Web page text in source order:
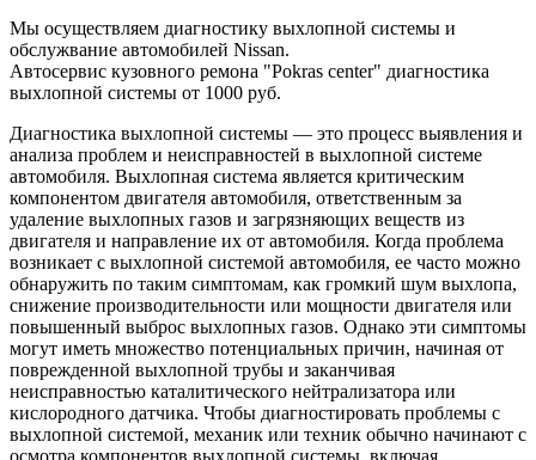
Мы осуществляем диагностику выхлопной системы и
обслужвание автомобилей Nissan.
Автосервис кузовного ремона "Pokras center" диагностика
выхлопной системы от 1000 руб.
Диагностика выхлопной системы — это процесс выявления и
анализа проблем и неисправностей в выхлопной системе
автомобиля. Выхлопная система является критическим
компонентом двигателя автомобиля, ответственным за
удаление выхлопных газов и загрязняющих веществ из
двигателя и направление их от автомобиля. Когда проблема
возникает с выхлопной системой автомобиля, ее часто можно
обнаружить по таким симптомам, как громкий шум выхлопа,
снижение производительности или мощности двигателя или
повышенный выброс выхлопных газов. Однако эти симптомы
могут иметь множество потенциальных причин, начиная от
поврежденной выхлопной трубы и заканчивая
неисправностью каталитического нейтрализатора или
кислородного датчика. Чтобы диагностировать проблемы с
выхлопной системой, механик или техник обычно начинают с